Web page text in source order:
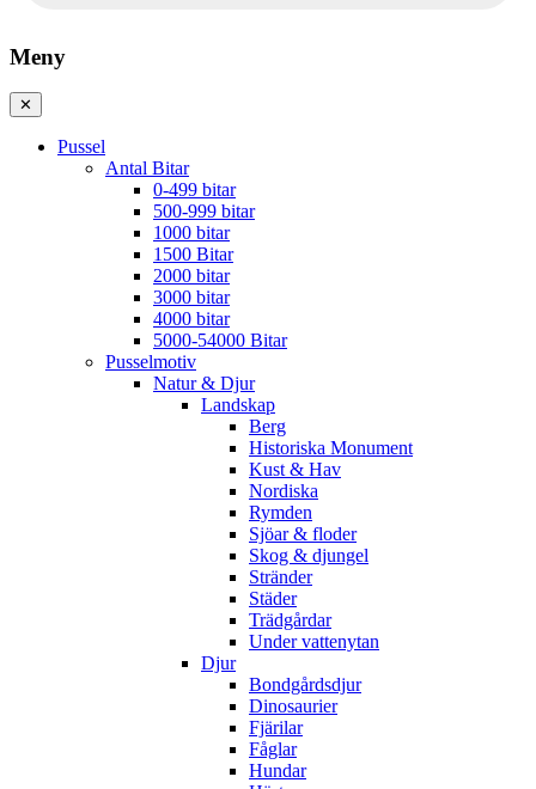
Meny
✕
Pussel
Antal Bitar
0-499 bitar
500-999 bitar
1000 bitar
1500 Bitar
2000 bitar
3000 bitar
4000 bitar
5000-54000 Bitar
Pusselmotiv
Natur & Djur
Landskap
Berg
Historiska Monument
Kust & Hav
Nordiska
Rymden
Sjöar & floder
Skog & djungel
Stränder
Städer
Trädgårdar
Under vattenytan
Djur
Bondgårdsdjur
Dinosaurier
Fjärilar
Fåglar
Hundar